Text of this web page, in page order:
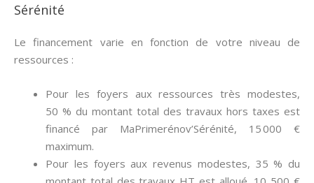
Sérénité
Le financement varie en fonction de votre niveau de
ressources :
Pour les foyers aux ressources très modestes,
50 % du montant total des travaux hors taxes est
financé par MaPrimerénov’Sérénité, 15 000 €
maximum.
Pour les foyers aux revenus modestes, 35 % du